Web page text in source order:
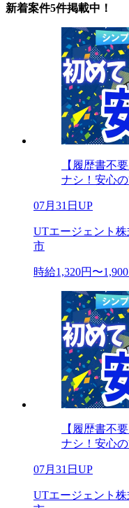
新着案件5件掲載中！
【履歴書不
ナシ！安心
07月31日UP
UTエージェント
市
時給1,320円〜1,900
【履歴書不
ナシ！安心
07月31日UP
UTエージェント